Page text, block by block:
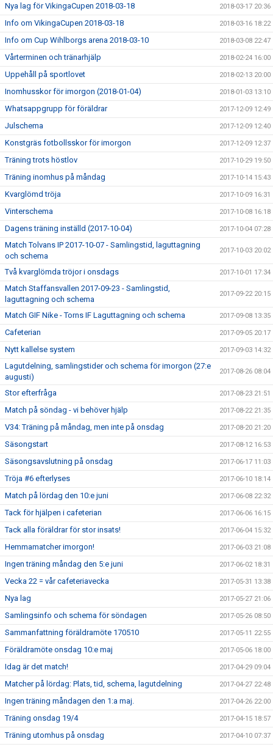
Nya lag för VikingaCupen 2018-03-18 2018-03-17 20:36
Info om VikingaCupen 2018-03-18 2018-03-16 18:22
Info om Cup Wihlborgs arena 2018-03-10 2018-03-08 22:47
Vårterminen och tränarhjälp 2018-02-24 16:00
Uppehåll på sportlovet 2018-02-13 20:00
Inomhusskor för imorgon (2018-01-04) 2018-01-03 13:10
Whatsappgrupp för föräldrar 2017-12-09 12:49
Julschema 2017-12-09 12:40
Konstgräs fotbollsskor för imorgon 2017-12-09 12:37
Träning trots höstlov 2017-10-29 19:50
Träning inomhus på måndag 2017-10-14 15:43
Kvarglömd tröja 2017-10-09 16:31
Vinterschema 2017-10-08 16:18
Dagens träning inställd (2017-10-04) 2017-10-04 07:28
Match Tolvans IP 2017-10-07 - Samlingstid, laguttagning
och schema
2017-10-03 20:02
Två kvarglömda tröjor i onsdags 2017-10-01 17:34
Match Staffansvallen 2017-09-23 - Samlingstid,
laguttagning och schema
2017-09-22 20:15
Match GIF Nike - Torns IF Laguttagning och schema 2017-09-08 13:35
Cafeterian 2017-09-05 20:17
Nytt kallelse system 2017-09-03 14:32
Lagutdelning, samlingstider och schema för imorgon (27:e
augusti)
2017-08-26 08:04
Stor efterfråga 2017-08-23 21:51
Match på söndag - vi behöver hjälp 2017-08-22 21:35
V34: Träning på måndag, men inte på onsdag 2017-08-20 21:20
Säsongstart 2017-08-12 16:53
Säsongsavslutning på onsdag 2017-06-17 11:03
Tröja #6 efterlyses 2017-06-10 18:14
Match på lördag den 10:e juni 2017-06-08 22:32
Tack för hjälpen i cafeterian 2017-06-06 16:15
Tack alla föräldrar för stor insats! 2017-06-04 15:32
Hemmamatcher imorgon! 2017-06-03 21:08
Ingen träning måndag den 5:e juni 2017-06-02 18:31
Vecka 22 = vår cafeteriavecka 2017-05-31 13:38
Nya lag 2017-05-27 21:06
Samlingsinfo och schema för söndagen 2017-05-26 08:50
Sammanfattning föräldramöte 170510 2017-05-11 22:55
Föräldramöte onsdag 10:e maj 2017-05-06 18:00
Idag är det match! 2017-04-29 09:04
Matcher på lördag: Plats, tid, schema, lagutdelning 2017-04-27 22:48
Ingen träning måndagen den 1:a maj. 2017-04-26 22:00
Träning onsdag 19/4 2017-04-15 18:57
Träning utomhus på onsdag 2017-04-10 07:37